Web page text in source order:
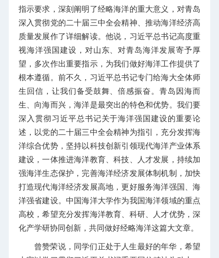
指示要求，深刻阐明了经略海洋的重大意义，对青岛
深入贯彻党的二十届三中全会精神、推动海洋经济高
质量发展作了详细解读。他说，习近平总书记高度重
视海洋强国建设，对山东、对青岛海洋发展寄予厚
望，多次作出重要指示，为我们做好海洋工作提供了
根本遵循。前不久，习近平总书记专门给海大全体师
生回信，让我们备受鼓舞、倍感振奋。青岛因海而
生、向海而兴，海洋是最突出的特色和优势。我们要
深入贯彻习近平总书记关于海洋强国建设的重要论
述，以党的二十届三中全会精神为指引，充分发挥海
洋综合优势，坚持以科技创新引领现代海洋产业体系
建设，一体推进海洋教育、科技、人才发展，持续加
强海洋生态保护，完善海洋经济发展体制机制，加快
打造现代海洋经济发展高地，更好服务海洋强国、海
洋强省建设。中国海洋大学作为我国海洋领域的重点
高校，希望充分发挥海洋教育、科研、人才优势，深
化产学研协同创新，共同做好经略海洋这篇大文章。
曾赞荣说，同学们正处于人生最好的年华，希望